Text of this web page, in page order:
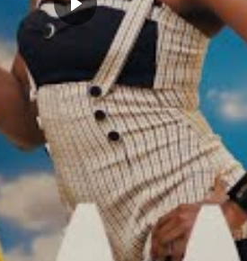
Les arbitres encore dans la
tourmente : Damian Lilllard a en
marre de se prendre des coups
novembre 24, 2017
Dans "Actualités"